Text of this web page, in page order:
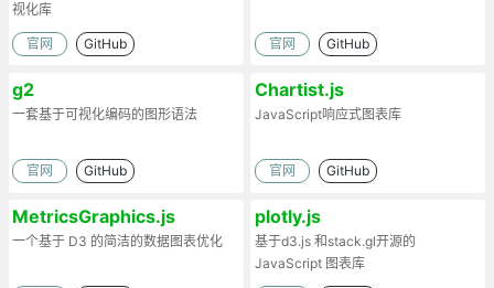
视化库
官网 GitHub 官网 GitHub
g2
一套基于可视化编码的图形语法
官网 GitHub
Chartist.js
JavaScript响应式图表库
官网 GitHub
MetricsGraphics.js
一个基于 D3 的简洁的数据图表优化
plotly.js
基于d3.js 和stack.gl开源的
JavaScript 图表库